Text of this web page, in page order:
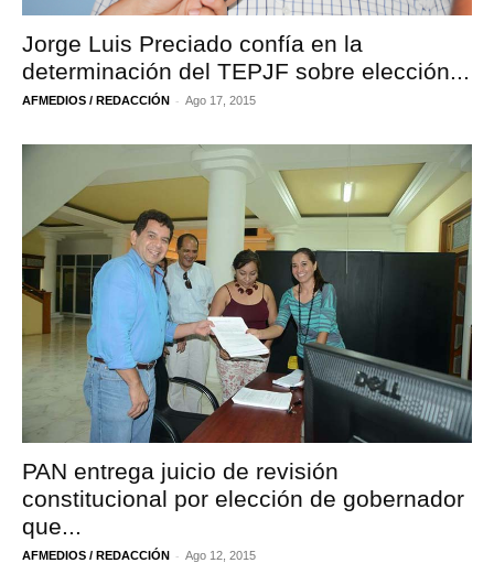
Jorge Luis Preciado confía en la
determinación del TEPJF sobre elección...
AFMEDIOS / REDACCIÓN - Ago 17, 2015
PAN entrega juicio de revisión
constitucional por elección de gobernador
que...
AFMEDIOS / REDACCIÓN - Ago 12, 2015